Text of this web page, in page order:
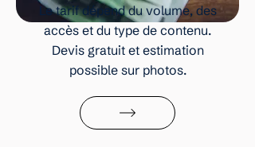
Le tarif dépend du volume, des
accès et du type de contenu.
Devis gratuit et estimation
possible sur photos.